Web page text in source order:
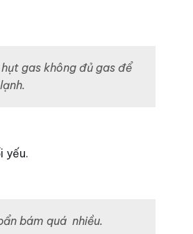
gas không đủ gas để
yếu.
bám quá nhiều.